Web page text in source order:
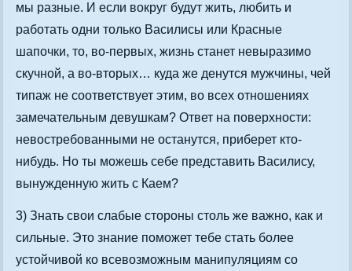
мы разные. И если вокруг будут жить, любить и
работать одни только Василисы или Красные
шапочки, то, во-первых, жизнь станет невыразимо
скучной, а во-вторых… куда же денутся мужчины, чей
типаж не соответствует этим, во всех отношениях
замечательным девушкам? Ответ на поверхности:
невостребованными не останутся, приберет кто-
нибудь. Но ты можешь себе представить Василису,
вынужденную жить с Каем?
3) Знать свои слабые стороны столь же важно, как и
сильные. Это знание поможет тебе стать более
устойчивой ко всевозможным манипуляциям со